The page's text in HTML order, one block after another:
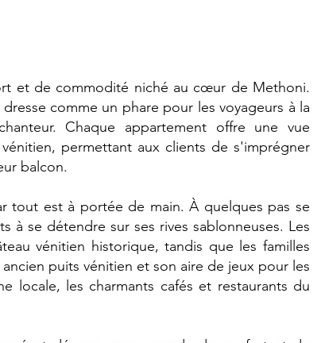
et de commodité niché au cœur de Methoni.
comme un phare pour les voyageurs à la
Chaque appartement offre une vue
permettant aux clients de s'imprégner
balcon.
tout est à portée de main. À quelques pas se
à se détendre sur ses rives sablonneuses. Les
vénitien historique, tandis que les familles
puits vénitien et son aire de jeux pour les
locale, les charmants cafés et restaurants du